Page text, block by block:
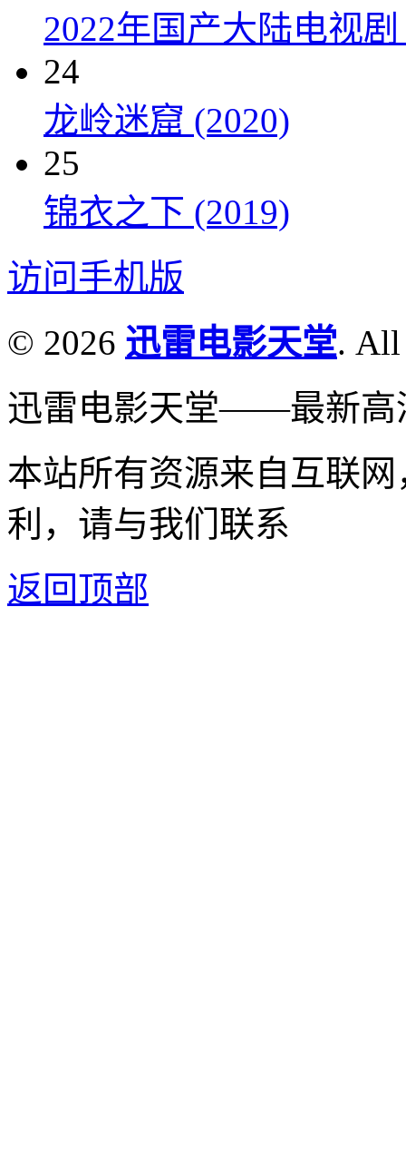
2022年国产大陆电视
24
龙岭迷窟 (2020)
25
锦衣之下 (2019)
访问手机版
© 2026 迅雷电影天堂. All
迅雷电影天堂——最新高
本站所有资源来自互联
利，请与我们联系
返回顶部